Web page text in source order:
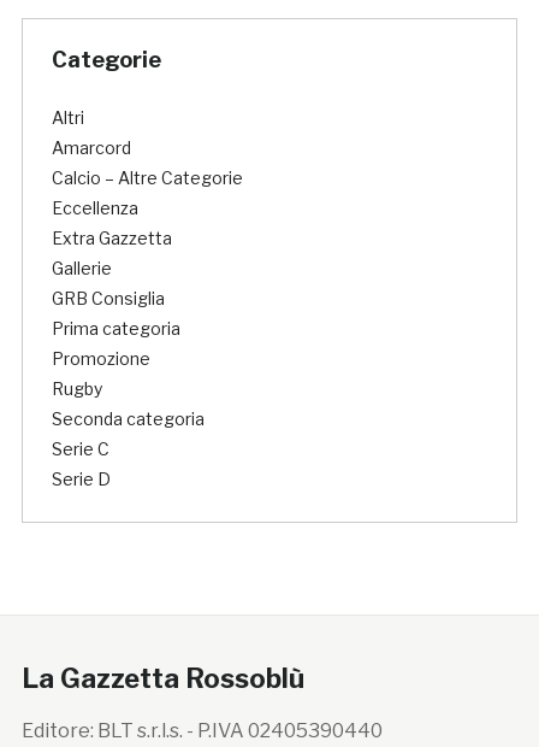
Categorie
Altri
Amarcord
Calcio – Altre Categorie
Eccellenza
Extra Gazzetta
Gallerie
GRB Consiglia
Prima categoria
Promozione
Rugby
Seconda categoria
Serie C
Serie D
La Gazzetta Rossoblù
Editore: BLT s.r.l.s. - P.IVA 02405390440